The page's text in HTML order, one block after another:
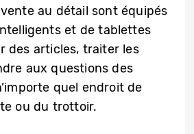
au détail sont équipés
et de tablettes
des articles, traiter les
aux questions des
quel endroit de
ou du trottoir.